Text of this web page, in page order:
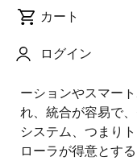
カート
ログイン
説
品、HVACシステム
ーションやスマー
れ、統合が容易で
システム、つまり
ローラが得意とす